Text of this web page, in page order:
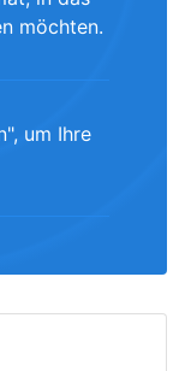
möchten.
um Ihre